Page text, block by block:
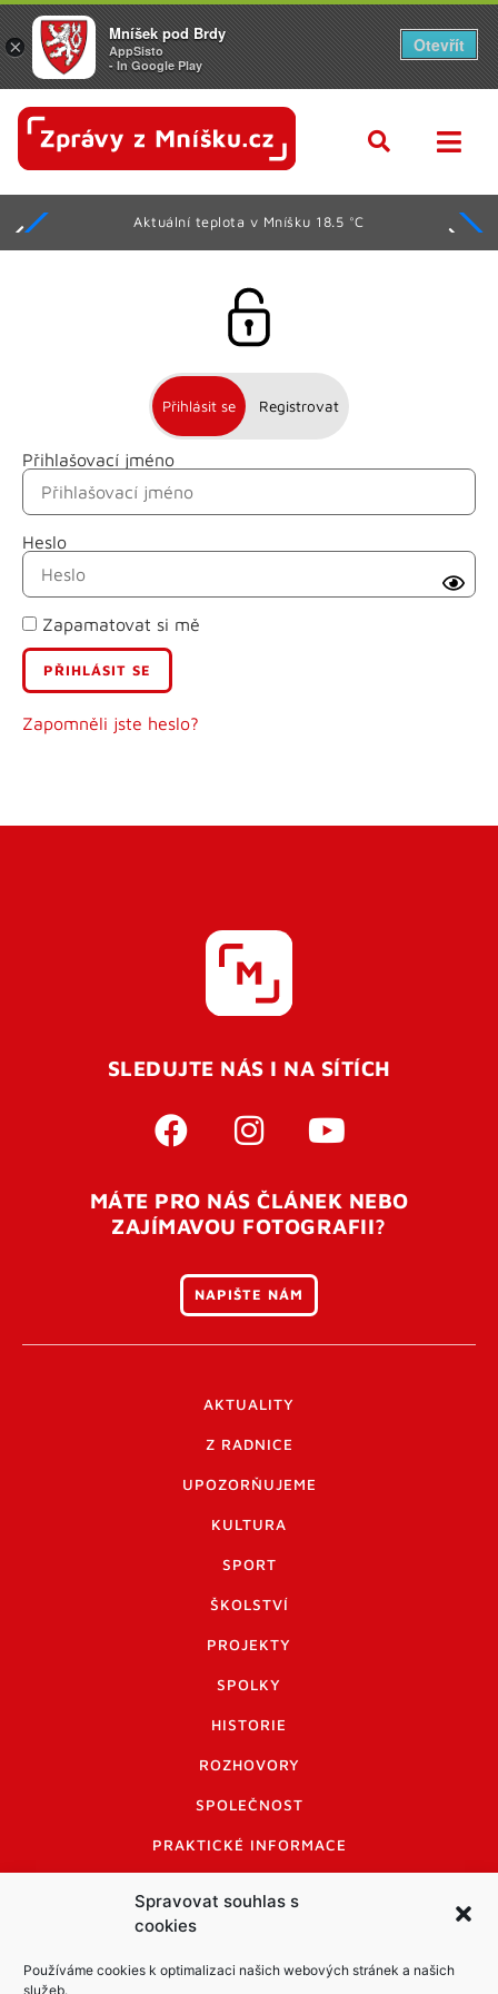
Spravovat souhlas s
cookies
Používáme cookies k optimalizaci našich webových stránek a našich
služeb.
Aktuální teplota v Mníšku 18.5 °C
Přihlásit se Registrovat
Přihlašovací jméno
Heslo
Zapamatovat si mě
Zapomněli jste heslo?
Jméno
Příjmení
E-mail
Uživatelské jméno
Pro úspěšné dokončení registrace je potřeba
vaší e-mailovouadresu. Po úspěšném odeslání
otevření tohoto odkazu se váš účet ověří a můžete se
přihlásit. Nezapomeňte zkontrolovat složku SPAM ve
SLEDUJTE NÁS I NA SÍTÍCH
MÁTE PRO NÁS ČLÁNEK NEBO
ZAJÍMAVOU FOTOGRAFII?
NAPIŠTE NÁM
AKTUALITY
Z RADNICE
UPOZORŇUJEME
KULTURA
SPORT
ŠKOLSTVÍ
PROJEKTY
SPOLKY
HISTORIE
ROZHOVORY
SPOLEČNOST
PRAKTICKÉ INFORMACE
INFORMACE A KODEX DISKUTUJÍCÍCH
LOGO A LOGO MANUÁL
×
Mníšek pod Brdy
AppSisto
- In Google Play
Otevřít